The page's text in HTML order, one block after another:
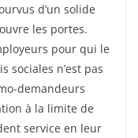
d’un solide
les portes.
pour qui le
sociales n’est pas
demandeurs
à la limite de
service en leur